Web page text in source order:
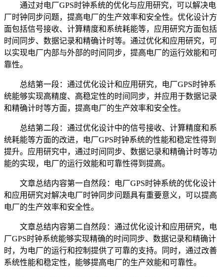
通过对电厂GPS时钟系统的优化与应用研究，可以解决电
厂时钟同步问题，提高电厂的生产效率和安全性。优化设计方
面包括信号接收、计算精度和系统耗能等，应用研究方面包括
时间同步、数据记录和精确计时等。通过优化和应用研究，可
以实现电厂内部与外部的时间同步，提高电厂的运行效能和可
靠性。
总结第一段：通过优化设计和应用研究，电厂GPS时钟系
统能够实现高精度、高稳定性的时间同步，并应用于数据记录
和精确计时等方面，提高电厂的生产效率和安全性。
总结第二段：通过优化设计中的信号接收、计算精度和系
统耗能等方面的改进，电厂GPS时钟系统的性能和稳定性得到
提升。应用研究中，通过时间同步、数据记录和精确计时等功
能的实现，电厂的运行效能和可靠性得到提高。
文章总结内容第一自然段：电厂GPS时钟系统的优化设计
和应用研究对解决电厂时钟同步问题具有重要意义，可以提高
电厂的生产效率和安全性。
文章总结内容第二自然段：通过优化设计和应用研究，电
厂GPS时钟系统能够实现精确的时间同步、数据记录和精确计
时，为电厂的运行和控制提供了可靠的支持。同时，通过改善
系统性能和稳定性，能够提高电厂的生产效能和可靠性。